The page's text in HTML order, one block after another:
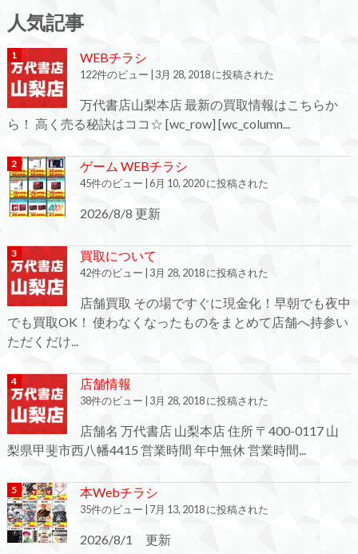
人気記事
WEBチラシ
122件のビュー 3月 28, 2018 に投稿された
万代書店山梨本店 最新の買取情報はこちらか
ら！ 高く売る秘訣はココ☆ [wc_row] [wc_column...
ゲーム WEBチラシ
45件のビュー 6月 10, 2020 に投稿された
2026/8/8 更新
買取について
42件のビュー 3月 28, 2018 に投稿された
店舗買取 その場ですぐに現金化！早朝でも夜中
でも買取OK！ 使わなくなったものをまとめて店舗へ持参い
ただくだけ...
店舗情報
38件のビュー 3月 28, 2018 に投稿された
店舗名 万代書店 山梨本店 住所 〒400-0117 山
梨県甲斐市西八幡4415 営業時間 年中無休 営業時間...
本Webチラシ
35件のビュー 7月 13, 2018 に投稿された
2026/8/1 更新